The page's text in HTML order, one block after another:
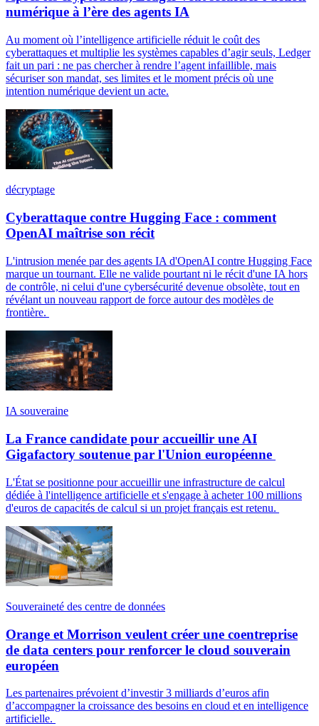
numérique à l’ère des agents IA
Au moment où l’intelligence artificielle réduit le coût des
cyberattaques et multiplie les systèmes capables d’agir seuls, Ledger
fait un pari : ne pas chercher à rendre l’agent infaillible, mais
sécuriser son mandat, ses limites et le moment précis où une
intention numérique devient un acte.
décryptage
Cyberattaque contre Hugging Face : comment
OpenAI maîtrise son récit
L'intrusion menée par des agents IA d'OpenAI contre Hugging Face
marque un tournant. Elle ne valide pourtant ni le récit d'une IA hors
de contrôle, ni celui d'une cybersécurité devenue obsolète, tout en
révélant un nouveau rapport de force autour des modèles de
frontière.
IA souveraine
La France candidate pour accueillir une AI
Gigafactory soutenue par l'Union européenne
L'État se positionne pour accueillir une infrastructure de calcul
dédiée à l'intelligence artificielle et s'engage à acheter 100 millions
d'euros de capacités de calcul si un projet français est retenu.
Souveraineté des centre de données
Orange et Morrison veulent créer une coentreprise
de data centers pour renforcer le cloud souverain
européen
Les partenaires prévoient d’investir 3 milliards d’euros afin
d’accompagner la croissance des besoins en cloud et en intelligence
artificielle.